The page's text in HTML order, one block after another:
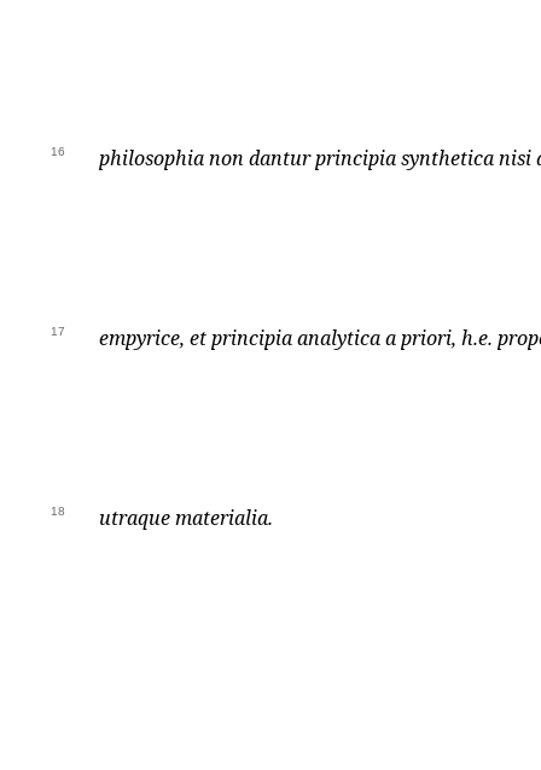
16 philosophia non dantur principia synthetica nisi
17 empyrice, et principia analytica a priori, h.e.
18 utraque materialia.